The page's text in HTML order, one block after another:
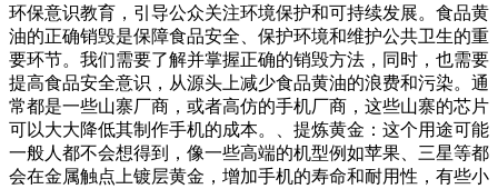
环保意识教育，引导公众关注环境保护和可持续发展。食品黄
油的正确销毁是保障食品安全、保护环境和维护公共卫生的重
要环节。我们需要了解并掌握正确的销毁方法，同时，也需要
提高食品安全意识，从源头上减少食品黄油的浪费和污染。通
常都是一些山寨厂商，或者高仿的手机厂商，这些山寨的芯片
可以大大降低其制作手机的成本。、提炼黄金：这个用途可能
一般人都不会想得到，像一些高端的机型例如苹果、三星等都
会在金属触点上镀层黄金，增加手机的寿命和耐用性，有些小